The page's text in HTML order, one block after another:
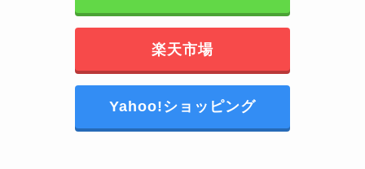
楽天市場
Yahoo!ショッピング